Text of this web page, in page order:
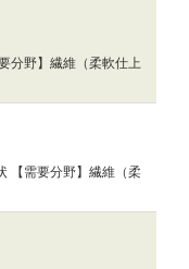
分野】繊維（柔軟仕上
【需要分野】繊維（柔